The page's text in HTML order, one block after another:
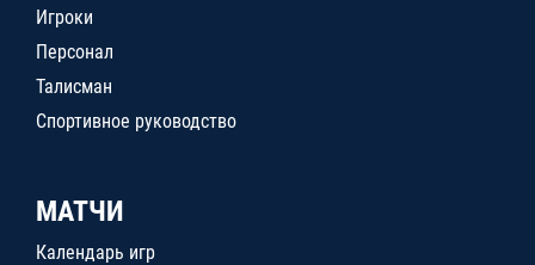
Игроки
Персонал
Талисман
Спортивное руководство
МАТЧИ
Календарь игр